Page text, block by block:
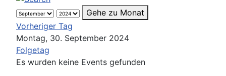
Gehe zu Monat
Vorheriger Tag
Montag, 30. September 2024
Folgetag
Es wurden keine Events gefunden